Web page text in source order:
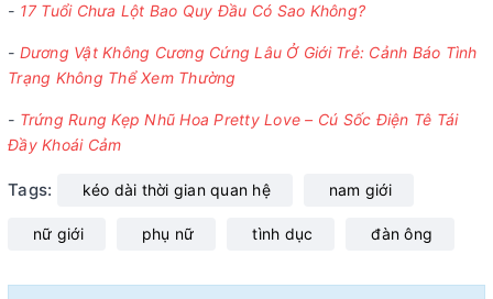
- 17 Tuổi Chưa Lột Bao Quy Đầu Có Sao Không?
- Dương Vật Không Cương Cứng Lâu Ở Giới Trẻ: Cảnh Báo Tình
Trạng Không Thể Xem Thường
- Trứng Rung Kẹp Nhũ Hoa Pretty Love – Cú Sốc Điện Tê Tái
Đầy Khoái Cảm
Tags: kéo dài thời gian quan hệ nam giới
nữ giới phụ nữ tình dục đàn ông